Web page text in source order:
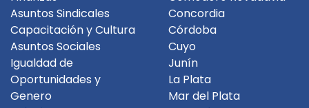
Asuntos Sindicales
Capacitación y Cultura
Asuntos Sociales
Igualdad de
Oportunidades y
Genero
Concordia
Córdoba
Cuyo
Junín
La Plata
Mar del Plata